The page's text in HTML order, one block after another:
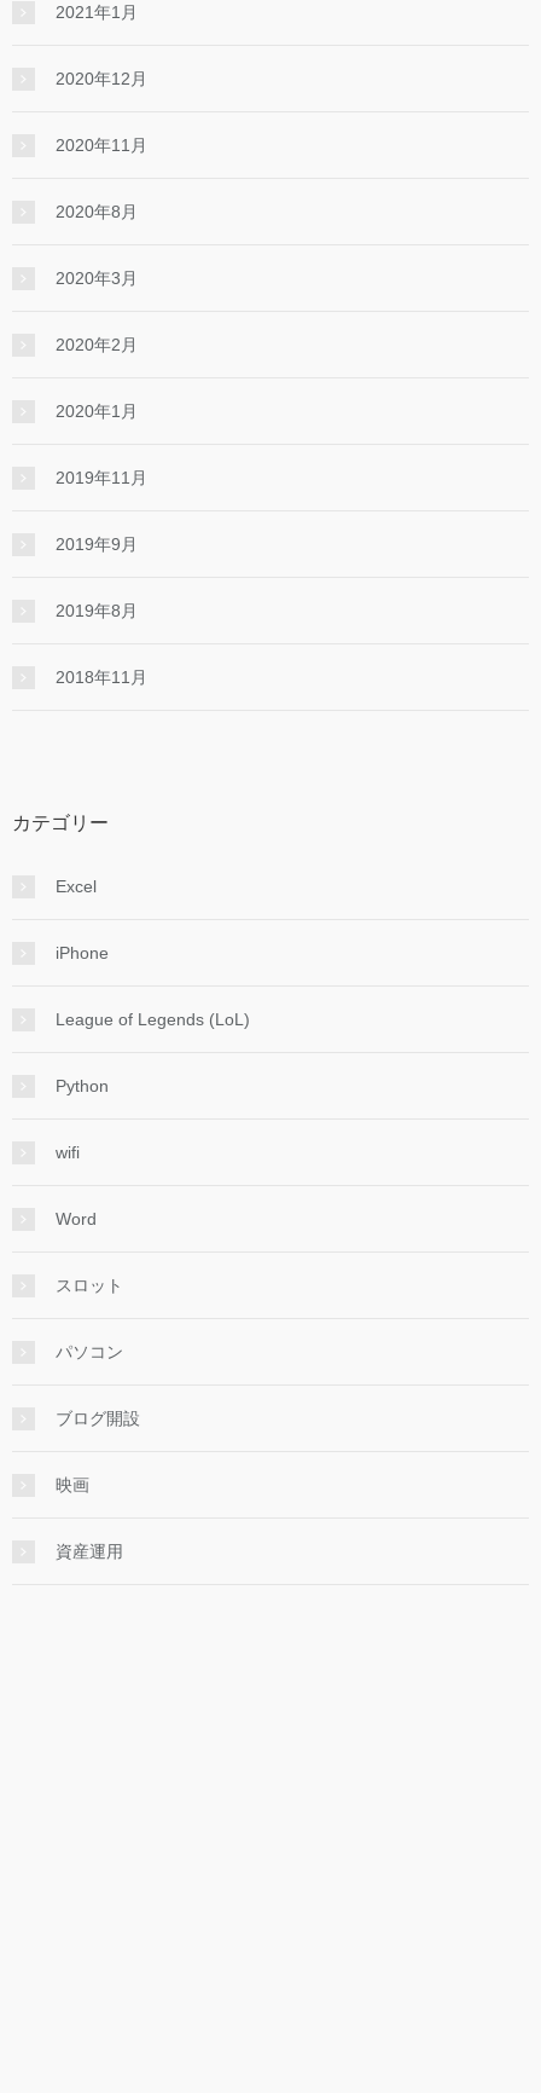
2021年1月
2020年12月
2020年11月
2020年8月
2020年3月
2020年2月
2020年1月
2019年11月
2019年9月
2019年8月
2018年11月
カテゴリー
Excel
iPhone
League of Legends (LoL)
Python
wifi
Word
スロット
パソコン
ブログ開設
映画
資産運用